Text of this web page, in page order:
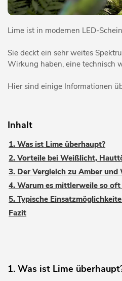
Lime ist in modernen LED-
Sie deckt ein sehr weites
Wirkung haben, eine technisch
Hier sind einige Informationen
Inhalt
1. Was ist Lime überhaupt?
2. Vorteile bei Weißlicht,
3. Der Vergleich zu Amber und
4. Warum es mittlerweile so
5. Typische
Fazit
1. Was ist Lime